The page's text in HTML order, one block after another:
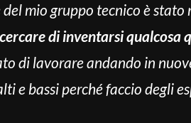
mio gruppo tecnico è stato
di inventarsi qualcosa
di lavorare andando in
e bassi perché faccio degli